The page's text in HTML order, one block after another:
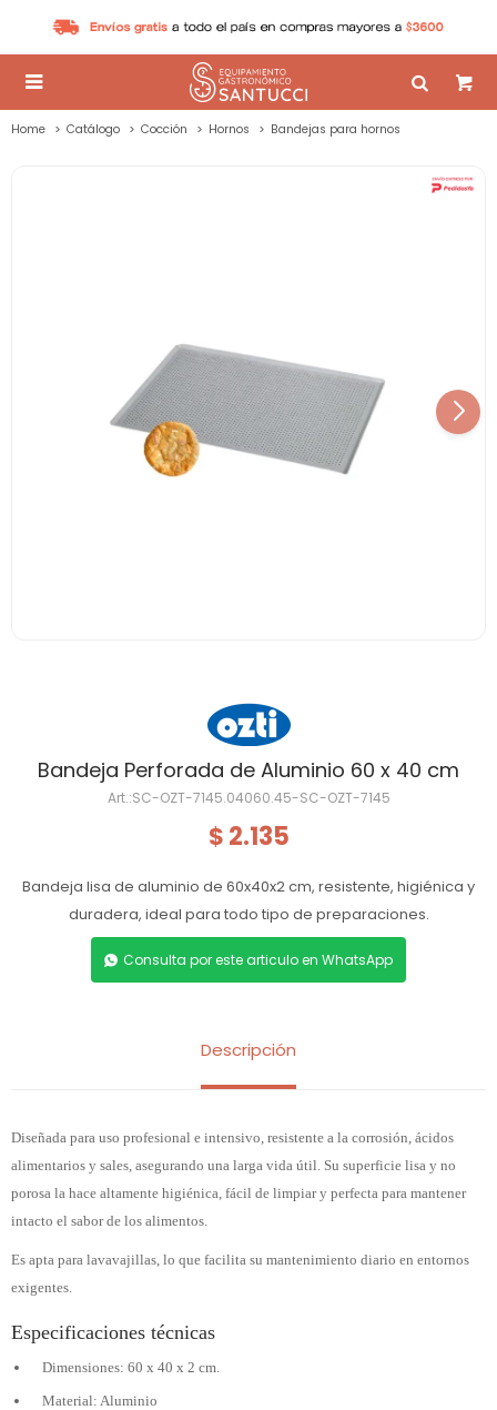

Home Catálogo Cocción Hornos Bandejas para hornos
Bandeja Perforada de Aluminio 60 x 40 cm
SC-OZT-7145.04060.45-SC-OZT-7145
$ 2.135
Bandeja lisa de aluminio de 60x40x2 cm, resistente, higiénica y
duradera, ideal para todo tipo de preparaciones.
Consulta por este articulo en WhatsApp
Descripción
Diseñada para uso profesional e intensivo, resistente a la corrosión, ácidos
alimentarios y sales, asegurando una larga vida útil. Su superficie lisa y no
porosa la hace altamente higiénica, fácil de limpiar y perfecta para mantener
intacto el sabor de los alimentos.
Es apta para lavavajillas, lo que facilita su mantenimiento diario en entornos
exigentes.
Especificaciones técnicas
Dimensiones: 60 x 40 x 2 cm.
Material: Aluminio